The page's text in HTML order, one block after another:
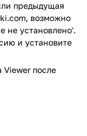
комиксов
читателя
предыдущая
возможно
не установлено'.
и установите
Viewer после